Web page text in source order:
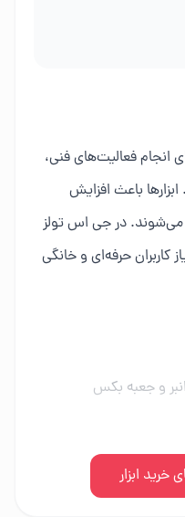
انجام فعالیت‌های فنی،
باعث افزایش
می‌شوند. در جی اس تولز
کاربران حرفه‌ای و خانگی
و جعبه بکس
پنوماتیکخرید ابزار